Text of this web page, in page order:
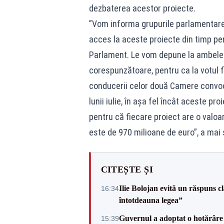
dezbaterea acestor proiecte.
”Vom informa grupurile
acces la aceste proiecte din timp
Parlament. Le vom depune la
corespunzătoare, pentru ca la votul
conducerii celor două Camere
lunii iulie, în aşa fel încât aceste
pentru că fiecare proiect are o
este de 970 milioane de euro”, a
CITEȘTE ȘI
16:34Ilie Bolojan evită un răspuns
întotdeauna legea”
15:39Guvernul a adoptat o